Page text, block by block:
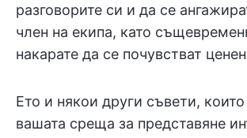
разговорите си и да се
член на екипа, като
накарате да се почувстват
Ето и някои други съвети,
вашата среща за представяне